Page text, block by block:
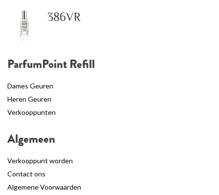
386VR
ParfumPoint Refill
Dames Geuren
Heren Geuren
Verkooppunten
Algemeen
Verkooppunt worden
Contact ons
Algemene Voorwaarden